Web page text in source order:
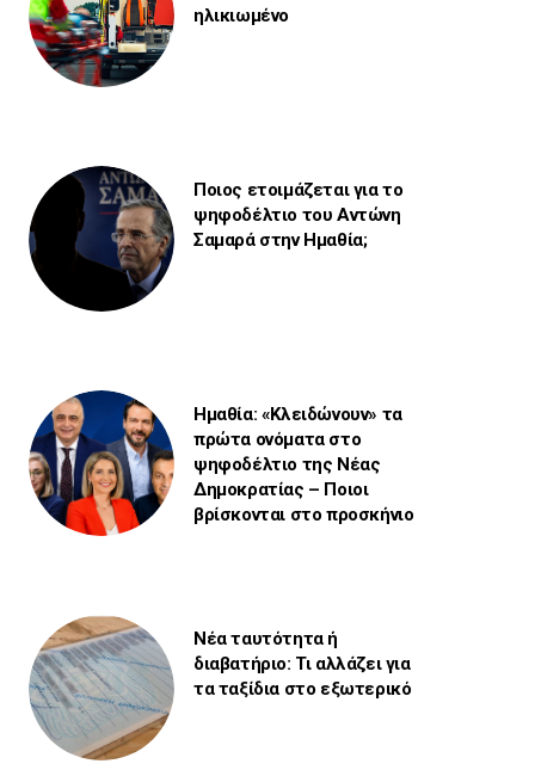
ηλικιωμένο
Ποιος ετοιμάζεται για το
ψηφοδέλτιο του Αντώνη
Σαμαρά στην Ημαθία;
Ημαθία: «Κλειδώνουν» τα
πρώτα ονόματα στο
ψηφοδέλτιο της Νέας
Δημοκρατίας – Ποιοι
βρίσκονται στο προσκήνιο
Νέα ταυτότητα ή
διαβατήριο: Τι αλλάζει για
τα ταξίδια στο εξωτερικό